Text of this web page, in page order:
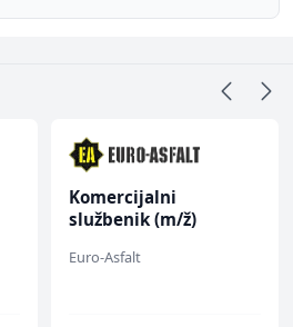
Komercijalni
službenik (m/ž)
Euro-Asfalt